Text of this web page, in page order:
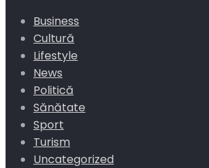
Business
Cultură
Lifestyle
News
Politică
Sănătate
Sport
Turism
Uncategorized